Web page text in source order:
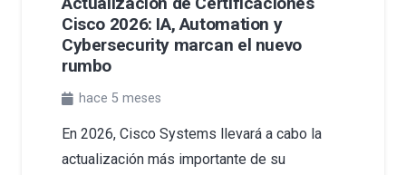
Cisco 2026: IA, Automation y
Cybersecurity marcan el nuevo
rumbo
hace 5 meses
En 2026, Cisco Systems llevará a cabo la
actualización más importante de su